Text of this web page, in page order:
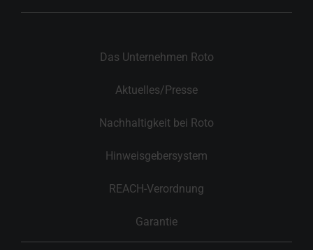
Das Unternehmen Roto
Aktuelles/Presse
Nachhaltigkeit bei Roto
Hinweisgebersystem
REACH-Verordnung
Garantie